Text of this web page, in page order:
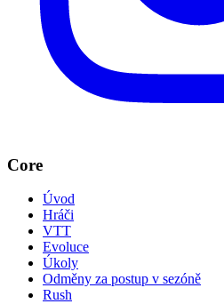
Core
Úvod
Hráči
VTT
Evoluce
Úkoly
Odměny za postup v sezóně
Rush